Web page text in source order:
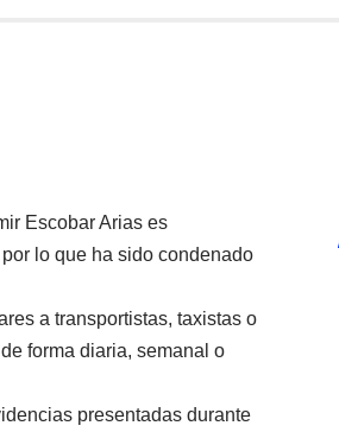
Escobar Arias es
lo que ha sido condenado
a transportistas, taxistas o
forma diaria, semanal o
presentadas durante